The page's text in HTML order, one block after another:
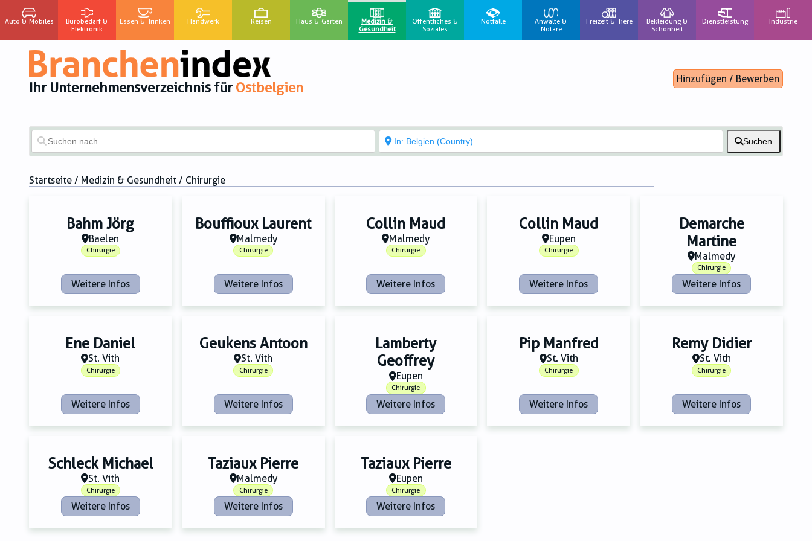
Auto & Mobiles
Bürobedarf &
Elektronik
Essen & Trinken Handwerk Reisen Haus & Garten
Medizin &
Gesundheit
Öffentliches &
Soziales
Notfälle
Anwälte &
Notare
Freizeit & Tiere
Bekleidung &
Schönheit
Dienstleistung Industrie
Ihr Unternehmensverzeichnis für Ostbelgien
Hinzufügen / Bewerben
Suchen
Startseite / Medizin & Gesundheit / Chirurgie
Bahm Jörg
Baelen
Chirurgie
Weitere Infos
Bouffioux Laurent
Malmedy
Chirurgie
Weitere Infos
Collin Maud
Malmedy
Chirurgie
Weitere Infos
Collin Maud
Eupen
Chirurgie
Weitere Infos
Demarche
Martine
Malmedy
Chirurgie
Weitere Infos
Ene Daniel
St. Vith
Chirurgie
Weitere Infos
Geukens Antoon
St. Vith
Chirurgie
Weitere Infos
Lamberty
Geoffrey
Eupen
Chirurgie
Weitere Infos
Pip Manfred
St. Vith
Chirurgie
Weitere Infos
Remy Didier
St. Vith
Chirurgie
Weitere Infos
Schleck Michael
St. Vith
Chirurgie
Weitere Infos
Taziaux Pierre
Malmedy
Chirurgie
Weitere Infos
Taziaux Pierre
Eupen
Chirurgie
Weitere Infos